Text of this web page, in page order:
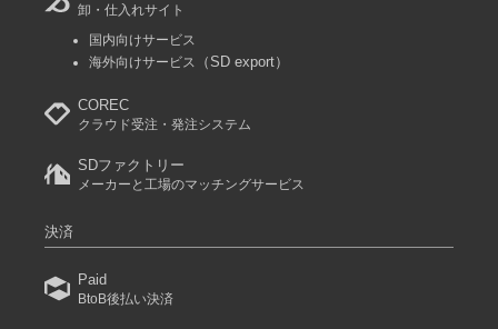
卸・仕入れサイト
国内向けサービス
海外向けサービス
（SD export）
COREC
クラウド受注・発注システム
SDファクトリー
メーカーと工場のマッチングサービス
決済
Paid
BtoB後払い決済